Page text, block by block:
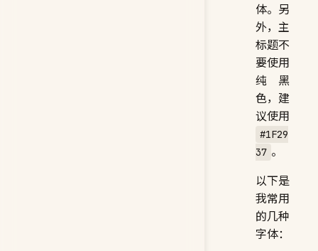
体。另
外，主
标题不
要使用
纯黑
色，建
议使用
#1F29
37 。
以下是
我常用
的几种
字体：